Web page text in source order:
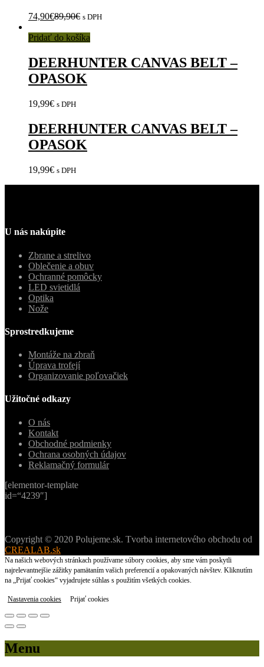
74,90€89,90€ s DPH
Pridať do košíka
DEERHUNTER CANVAS BELT –
OPASOK
19,99€ s DPH
DEERHUNTER CANVAS BELT –
OPASOK
19,99€ s DPH
U nás nakúpite
Zbrane a strelivo
Oblečenie a obuv
Ochranné pomôcky
LED svietidlá
Optika
Nože
Sprostredkujeme
Montáže na zbraň
Úprava trofejí
Organizovanie poľovačiek
Užitočné odkazy
O nás
Kontakt
Obchodné podmienky
Ochrana osobných údajov
Reklamačný formulár
[elementor-template
id=“4239″]
Copyright © 2020 Polujeme.sk. Tvorba internetového obchodu od
CREALAB.sk
Na našich webových stránkach používame súbory cookies, aby sme vám poskytli
najrelevantnejšie zážitky pamätaním vašich preferencií a opakovaných návštev. Kliknutím
na „Prijať cookies“ vyjadrujete súhlas s použitím všetkých cookies.
Nastavenia cookies Prijať cookies
Menu